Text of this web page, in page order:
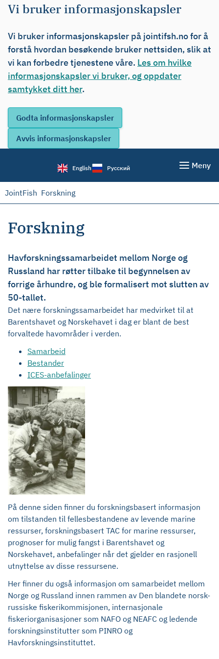
Vi bruker informasjonskapsler
Vi bruker informasjonskapsler på jointifsh.no for å
forstå hvordan besøkende bruker nettsiden, slik at
vi kan forbedre tjenestene våre. Les om hvilke
informasjonskapsler vi bruker, og oppdater
samtykket ditt her.
English Русский Meny
JointFish Forskning
Forskning
Havforskningssamarbeidet mellom Norge og
Russland har røtter tilbake til begynnelsen av
forrige århundre, og ble formalisert mot slutten av
50-tallet.
Det nære forskningssamarbeidet har medvirket til at
Barentshavet og Norskehavet i dag er blant de best
forvaltede havområder i verden.
Samarbeid
Bestander
ICES-anbefalinger
På denne siden finner du forskningsbasert informasjon
om tilstanden til fellesbestandene av levende marine
ressurser, forskningsbasert TAC for marine ressurser,
prognoser for mulig fangst i Barentshavet og
Norskehavet, anbefalinger når det gjelder en rasjonell
utnyttelse av disse ressursene.
Her finner du også informasjon om samarbeidet mellom
Norge og Russland innen rammen av Den blandete norsk-
russiske fiskerikommisjonen, internasjonale
fiskeriorganisasjoner som NAFO og NEAFC og ledende
forskningsinstitutter som PINRO og
Havforskningsinstituttet.